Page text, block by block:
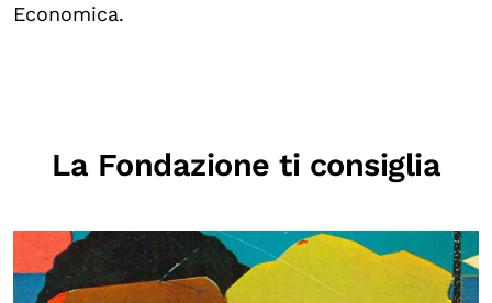
Economica.
La Fondazione ti consiglia